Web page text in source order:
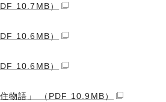
10.7MB）
10.6MB）
10.6MB）
物語」 （PDF 10.9MB）